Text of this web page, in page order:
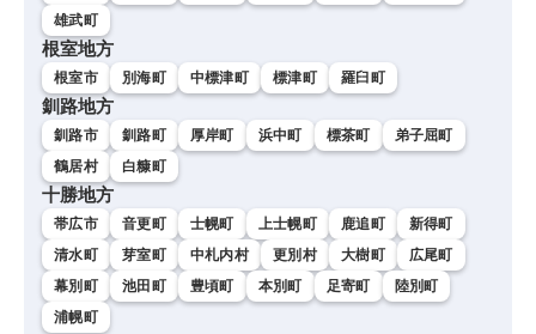
雄武町
根室地方
根室市 別海町 中標津町 標津町 羅臼町
釧路地方
釧路市 釧路町 厚岸町 浜中町 標茶町
弟子屈町
鶴居村
白糠町
十勝地方
帯広市 音更町 士幌町 上士幌町 鹿追町
新得町
清水町
芽室町 中札内村 更別村 大樹町
広尾町
幕別町
池田町 豊頃町 本別町 足寄町
陸別町
浦幌町